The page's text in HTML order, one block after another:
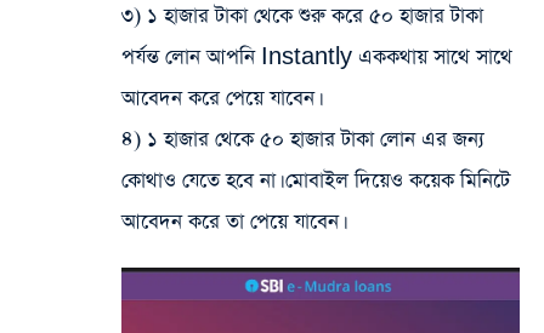
৩) ১ হাজার টাকা থেকে শুরু করে ৫০ হাজার টাকা
পর্যন্ত লোন আপনি Instantly এককথায় সাথে সাথে
আবেদন করে পেয়ে যাবেন।
৪) ১ হাজার থেকে ৫০ হাজার টাকা লোন এর জন্য
কোথাও যেতে হবে না। মোবাইল দিয়েও কয়েক মিনিটে
আবেদন করে তা পেয়ে যাবেন।